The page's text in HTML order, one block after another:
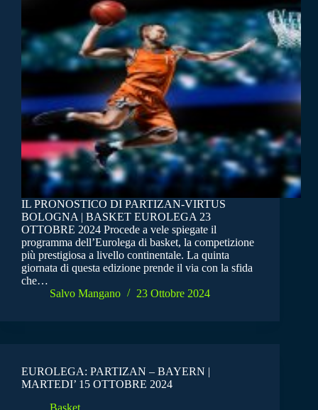
IL PRONOSTICO DI PARTIZAN-VIRTUS
BOLOGNA | BASKET EUROLEGA 23
OTTOBRE 2024 Procede a vele spiegate il
programma dell’Eurolega di basket, la competizione
più prestigiosa a livello continentale. La quinta
giornata di questa edizione prende il via con la sfida
che…
Salvo Mangano
23 Ottobre 2024
EUROLEGA: PARTIZAN – BAYERN |
MARTEDI’ 15 OTTOBRE 2024
Basket